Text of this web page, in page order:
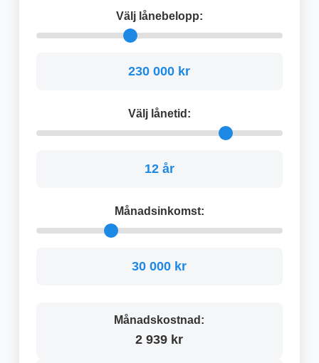
Välj lånebelopp:
230 000 kr
Välj lånetid:
12 år
Månadsinkomst:
30 000 kr
Månadskostnad:
2 939 kr